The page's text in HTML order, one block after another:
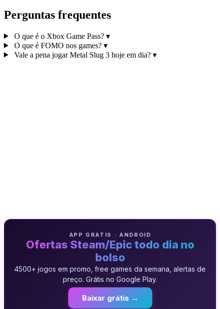
Perguntas frequentes
O que é o Xbox Game Pass? ▾
O que é FOMO nos games? ▾
Vale a pena jogar Metal Slug 3 hoje em dia? ▾
APP GRATIS · ANDROID
Ofertas Steam/Epic todo dia no
bolso
4500+ jogos em promo, free games da semana, alertas de
preço. Grátis no Google Play.
Baixar grátis →